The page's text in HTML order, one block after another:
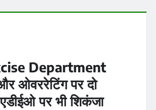
Department
ओवररेटिंग पर दो
पर भी शिकंजा